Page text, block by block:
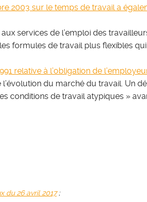
2003 sur le temps de travail a
services de l’emploi des
formules de travail plus flexibles
relative à l’obligation de
du marché du travail. Un
de travail atypiques »
du 26 avril 2017;